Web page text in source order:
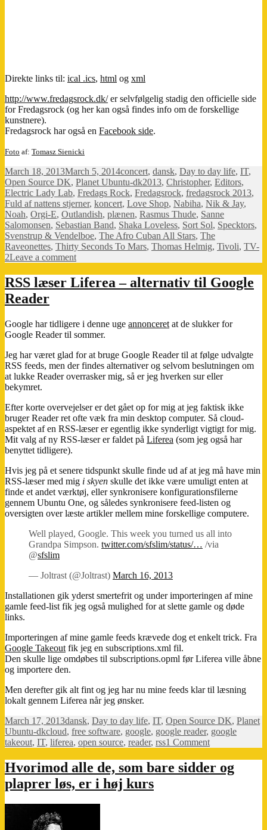
Direkte links til: ical .ics, html og xml
http://www.fredagsrock.dk/er selvfølgelig stadig den officielle side
for Fredagsrock (og her kan også findes info om de forskellige
kunstnere).
Fredagsrock har også en Facebook side.
Foto af: Tomasz Sienicki
Posted
on
March 18, 2013March 5, 2014Categories
concert, dansk, Day to day life, IT,
Open Source DK, Planet Ubuntu-dkTags
2013, Christopher, Editors,
Electric Lady Lab, Fredags Rock, Fredagsrock, fredagsrock 2013,
Fuld af nattens stjerner, koncert, Love Shop, Nabiha, Nik & Jay,
Noah, Orgi-E, Outlandish, plænen, Rasmus Thude, Sanne
Salomonsen, Sebastian Band, Shaka Loveless, Sort Sol, Specktors,
Svenstrup & Vendelboe, The Afro Cuban All Stars, The
Raveonettes, Thirty Seconds To Mars, Thomas Helmig, Tivoli, TV-
2Leave a commenton
Fredagsrock
kalender
RSS læser Liferea – alternativ til Google
Reader
Google har tidligere i denne uge annonceret at de slukker for
Google Reader til sommer.
Jeg har været glad for at bruge Google Reader til at følge udvalgte
RSS feeds, men der findes alternativer og selvom beslutningen om
at lukke Reader overrasker mig, så er jeg hverken sur eller
bekymret.
Efter korte overvejelser er det gået op for mig at jeg faktisk ikke
bruger Reader ret ofte væk fra min desktop computer. Så cloud-
aspektet af en RSS-læser er egentlig ikke synderligt vigtigt for mig.
Mit valg af ny RSS-læser er faldet på Liferea (som jeg også har
benyttet tidligere).
Hvis jeg på et senere tidspunkt skulle finde ud af at jeg må have min
RSS-læser med mig i skyen skulle det ikke være umuligt enten at
finde et andet værktøj, eller synkronisere konfigurationsfilerne
gennem Ubuntu One, og således synkronisere feed-listen og
oversigten over læste artikler mellem mine forskellige computere.
Well played, Google. This week you turned us all into
Grandpa Simpson. twitter.com/sfslim/status/… /via
@sfslim
— Joltrast (@Joltrast) March 16, 2013
Installationen gik yderst smertefrit og under importeringen af mine
gamle feed-list fik jeg også mulighed for at slette gamle og døde
links.
Importeringen af mine gamle feeds krævede dog et enkelt trick. Fra
Google Takeout fik jeg en subscriptions.xml fil.
Den skulle lige omdøbes til subscriptions.opml før Liferea ville åbne
og importere den.
Men derefter gik alt fint og jeg har nu mine feeds klar til læsning
lokalt gennem Liferea når jeg ønsker.
Posted
on
March 17, 2013Categories
dansk, Day to day life, IT, Open Source DK, Planet
Ubuntu-dkTags
cloud, free software, google, google reader, google
takeout, IT, liferea, open source, reader, rss1 Commenton
læser
Liferea
Hvorimod alle de, som bare sidder og
plaprer løs, er i høj kurs